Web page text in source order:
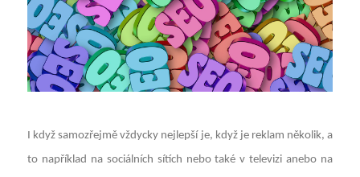
I když samozřejmě vždycky nejlepší je, když je reklam několik, a
to například na sociálních sítích nebo také v televizi anebo na